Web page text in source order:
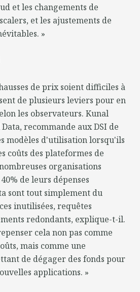
et les changements de
et les ajustements de
»
de prix soient difficiles à
de plusieurs leviers pour en
les observateurs. Kunal
recommande aux DSI de
modèles d'utilisation lorsqu'ils
coûts des plateformes de
organisations
de leurs dépenses
sont tout simplement du
inutilisées, requêtes
redondants, explique-t-il.
cela non pas comme
mais comme une
de dégager des fonds pour
applications. »